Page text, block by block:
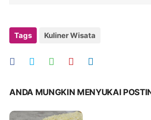
Tags Kuliner Wisata
ANDA MUNGKIN MENYUKAI